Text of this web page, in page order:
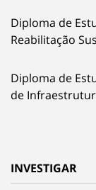
Diploma de
Reabilitação
Diploma de
de
INVESTIGAR